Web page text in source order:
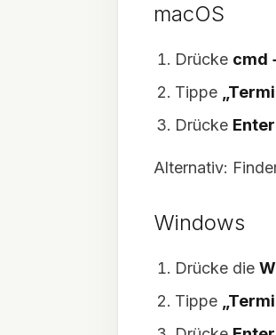
macOS
Drücke cmd
Tippe
Drücke Enter
Alternativ:
Windows
Drücke die
Tippe